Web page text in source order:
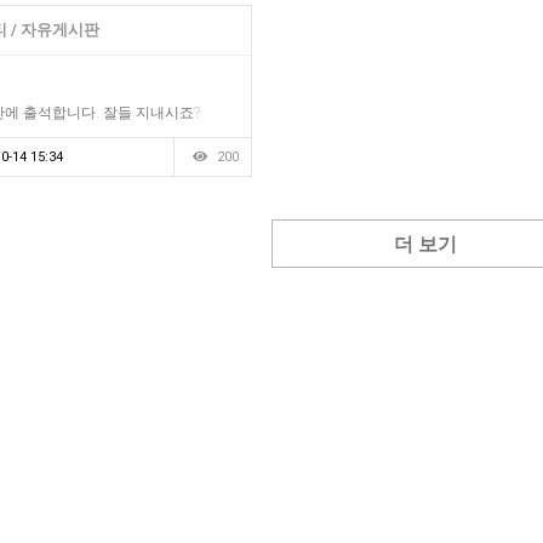
/ 자유게시판
출석합니다. 잘들 지내시죠?
14 15:34 200
더 보기